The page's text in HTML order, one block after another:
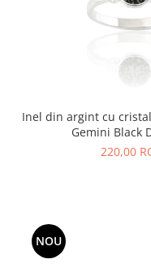
Inel din argint cu
Gemini Black
220,00
NOU